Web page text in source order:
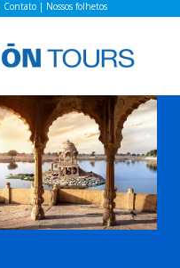
Contato| Nossos folhetos